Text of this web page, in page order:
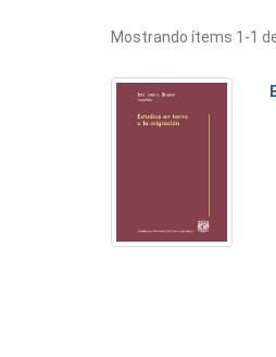
Mostrando ítems 1-1